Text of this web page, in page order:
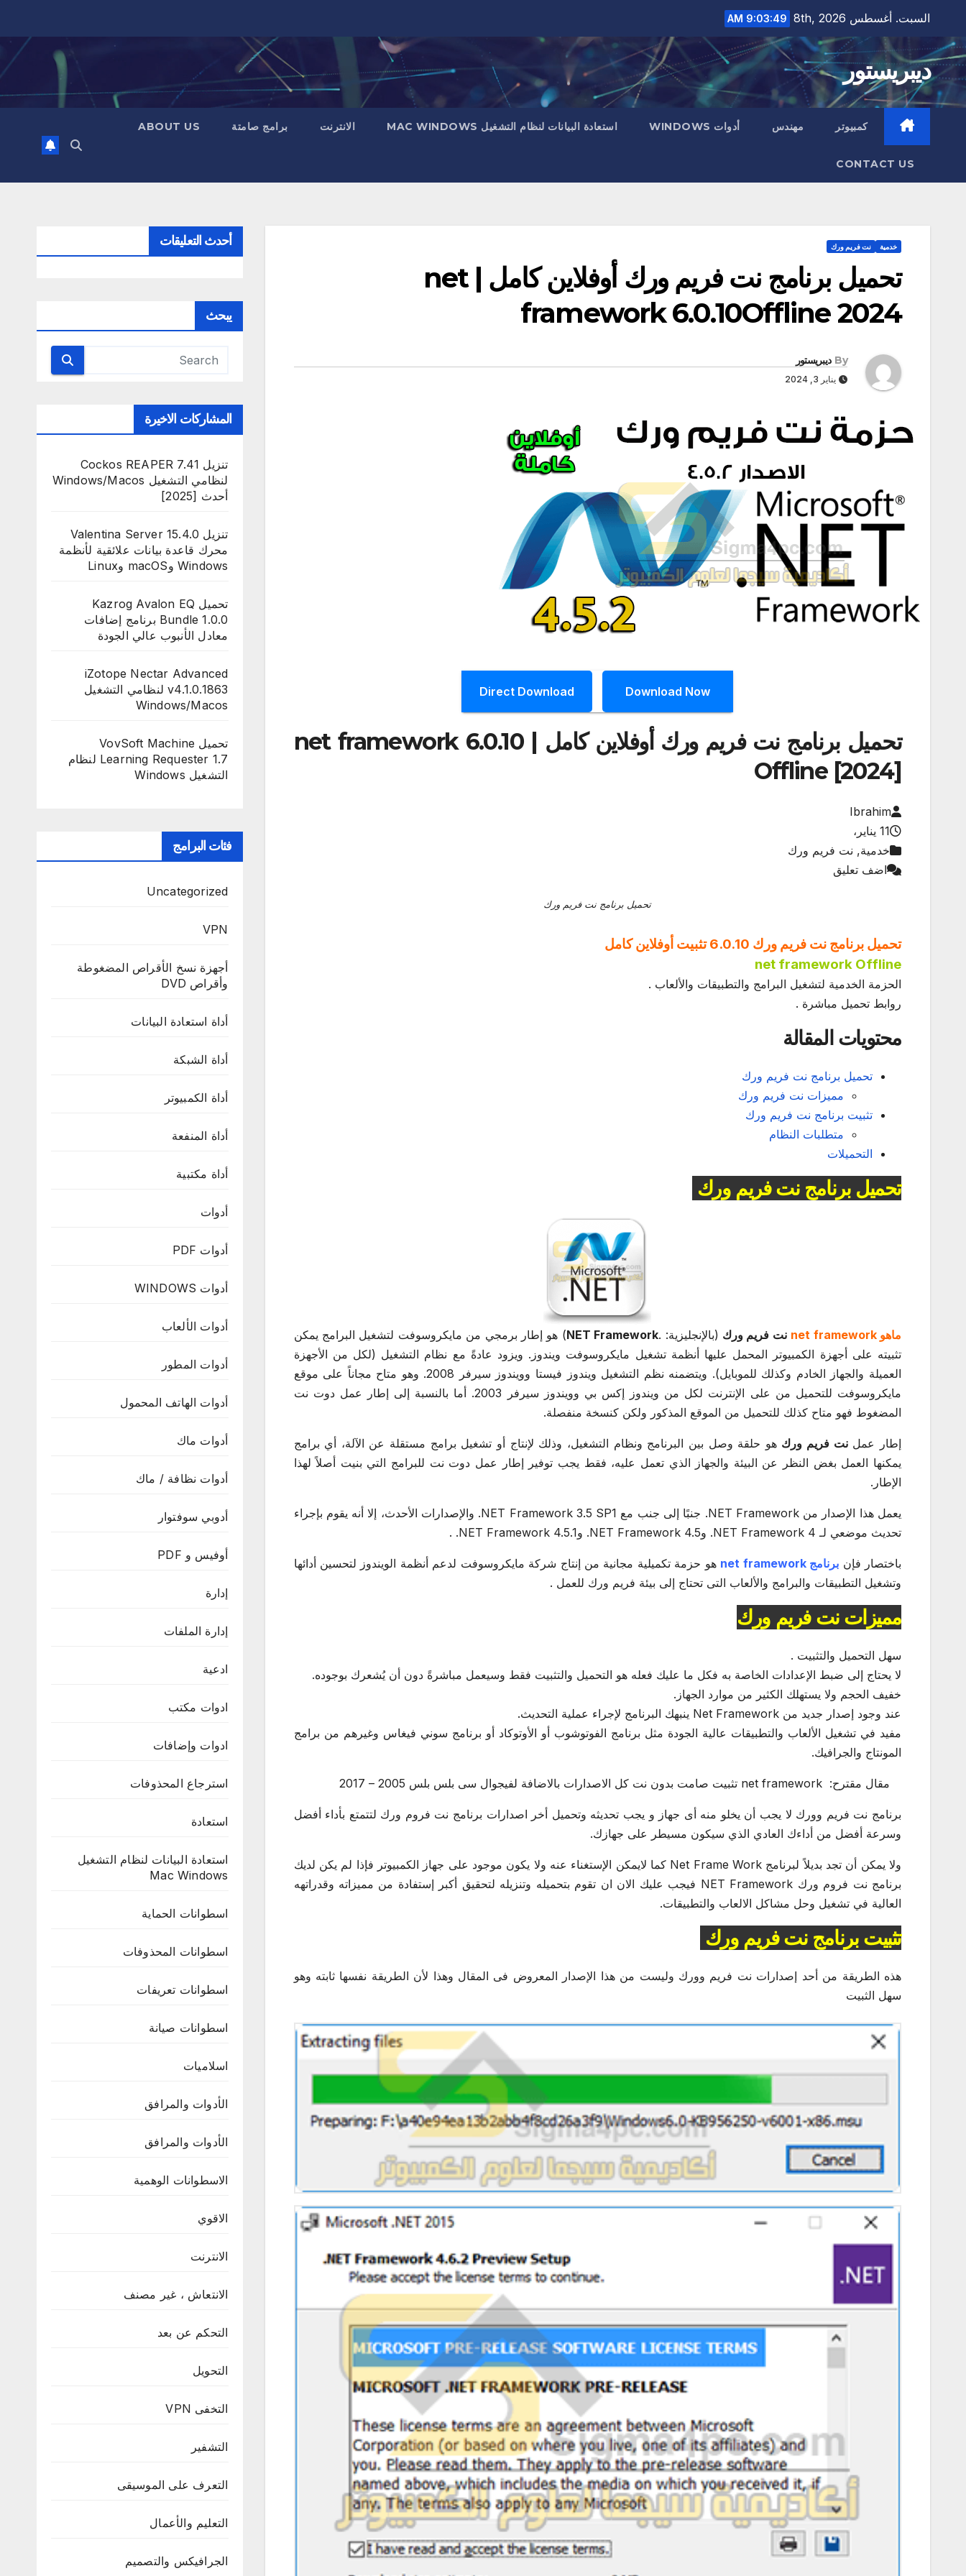
content
السبت. أغسطس 8th, 2026 9:03:50 AM
ديبريستور
كمبيوتر مهندس أدوات WINDOWS استعادة البيانات لنظام التشغيل MAC WINDOWS الانترنت برامج صامتة ABOUT US
CONTACT US
خدمية نت فريم ورك
تحميل برنامج نت فريم ورك أوفلاين كامل | net
framework 6.0.10Offline 2024
By ديبريستور
يناير 3, 2024
Download Now
Direct Download
تحميل برنامج نت فريم ورك أوفلاين كامل | net framework 6.0.10
Offline [2024]
Ibrahim
11 يناير،
خدمية, نت فريم ورك
اضف تعليق
تحميل برنامج نت فريم ورك
تحميل برنامج نت فريم ورك 6.0.10 تثبيت أوفلاين كامل
net framework Offline
الحزمة الخدمية لتشغيل البرامج والتطبيقات والألعاب .
روابط تحميل مباشرة .
محتويات المقالة
تحميل برنامج نت فريم ورك
مميزات نت فريم ورك
تثبيت برنامج نت فريم ورك
متطلبات النظام
التحميلات
تحميل برنامج نت فريم ورك
ماهو net framework نت فريم ورك (بالإنجليزية: .NET Framework) هو إطار برمجي من مايكروسوفت لتشغيل البرامج يمكن
تثبيته على أجهزة الكمبيوتر المحمل عليها أنظمة تشغيل مايكروسوفت ويندوز. ويزود عادةً مع نظام التشغيل (لكل من الأجهزة
العميلة والجهاز الخادم وكذلك للموبايل). ويتضمنه نظم التشغيل ويندوز فيستا وويندوز سيرفر 2008. وهو متاح مجاناً على موقع
مايكروسوفت للتحميل من على الإنترنت لكل من ويندوز إكس بي وويندوز سيرفر 2003. أما بالنسبة إلى إطار عمل دوت نت
المضغوط فهو متاح كذلك للتحميل من الموقع المذكور ولكن كنسخة منفصلة.
إطار عملنت فريم ورك هو حلقة وصل بين البرنامج ونظام التشغيل، وذلك لإنتاج أو تشغيل برامج مستقلة عن الآلة، أي برامج
يمكنها العمل بغض النظر عن البيئة والجهاز الذي تعمل عليه، فقط يجب توفير إطار عمل دوت نت للبرامج التي بنيت أصلاً لهذا
الإطار.
يعمل هذا الإصدار من ‎.NET Framework جنبًا إلى جنب مع ‎.NET Framework 3.5 SP1 والإصدارات الأحدث، إلا أنه يقوم بإجراء
تحديث موضعي لـ ‎.NET Framework 4 و‎.NET Framework 4.5 و‎.NET Framework 4.5.1 .
باختصار فإن برنامج net framework
هو حزمة تكميلية مجانية من إنتاج شركة مايكروسوفت لدعم أنظمة الويندوز لتحسين أدائها
وتشغيل التطبيقات والبرامج والألعاب التى تحتاج إلى بيئة فريم ورك للعمل .
مميزات نت فريم ورك
سهل التحميل والتثبيت .
لا يحتاج إلى ضبط الإعدادات الخاصة به فكل ما عليك فعله هو التحميل والتثبيت فقط وسيعمل مباشرةً دون أن يُشعرك بوجوده.
خفيف الحجم ولا يستهلك الكثير من موارد الجهاز.
عند وجود إصدار جديد من Net Framework ينبهك البرنامج لإجراء عملية التحديث.
مفيد في تشغيل الألعاب والتطبيقات عالية الجودة مثل برنامج الفوتوشوب أو الأوتوكاد أو برنامج سوني فيغاس وغيرهم من برامج
المونتاج والجرافيك.
مقال مقترح: net framework تثبيت صامت بدون نت كل الاصدارات بالاضافة لفيجوال سى بلس بلس 2005 – 2017
برنامج نت فريم وورك لا يجب أن يخلو منه أى جهاز و يجب تحديثه وتحميل أخر اصدارات برنامج نت فروم ورك لتتمتع بأداء أفضل
وسرعة أفضل من أداءك العادي الذي سيكون مسيطر على جهازك.
ولا يمكن أن تجد بديلاً لبرنامج Net Frame Work كما لايمكن الإستغناء عنه ولا يكون موجود على جهاز الكمبيوتر فإذا لم يكن لديك
برنامج نت فروم ورك NET Framework فيجب عليك الان ان تقوم بتحميله وتنزيله لتحقيق أكبر إستفادة من مميزاته وقدراتهه
العالية في تشغيل وحل مشاكل الالعاب والتطبيقات.
تثبيت برنامج نت فريم ورك
هذه الطريقة من أحد إصدارات نت فريم وورك وليست من هذا الإصدار المعروض فى المقال وهذا لأن الطريقة نفسها ثابته وهو
سهل الثبيت
أحدث التعليقات
يبحث
المشاركات الاخيرة
تنزيل Cockos REAPER 7.41
لنظامي التشغيل Windows/Macos
أحدث [2025]
تنزيل Valentina Server 15.4.0
محرك قاعدة بيانات علائقية لأنظمة
Windows وmacOS وLinux
تحميل Kazrog Avalon EQ
Bundle 1.0.0 برنامج إضافات
معادل الأنبوب عالي الجودة
iZotope Nectar Advanced
v4.1.0.1863 لنظامي التشغيل
Windows/Macos
تحميل VovSoft Machine
Learning Requester 1.7 لنظام
التشغيل Windows
فئات البرامج
Uncategorized
VPN
أجهزة نسخ الأقراص المضغوطة
وأقراص DVD
أداة استعادة البيانات
أداة الشبكة
أداة الكمبيوتر
أداة المنفعة
أداة مكتبية
أدوات
أدوات PDF
أدوات WINDOWS
أدوات الألعاب
أدوات المطور
أدوات الهاتف المحمول
أدوات ماك
أدوات نظافة / ماك
أدوبي سوفتوار
أوفيس و PDF
إدارة
إدارة الملفات
ادعية
ادوات مكتب
ادوات وإضافات
استرجاع المحذوفات
استعادة
استعادة البيانات لنظام التشغيل
Mac Windows
اسطوانات الحماية
اسطوانات المحذوفات
اسطوانات تعريفات
اسطوانات صيانة
اسلاميات
الأدوات والمرافق
الأدوات والمرافق
الاسطوانات الوهمية
الاقوي
الانترنت
الانتعاش ، غير مصنف
التحكم عن بعد
التحويل
التخفى VPN
التشفير
التعرف على الموسيقى
التعليم والأعمال
الجرافيكس والتصميم